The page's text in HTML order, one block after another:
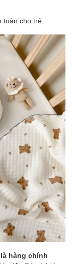
cho trẻ.
hàng chính